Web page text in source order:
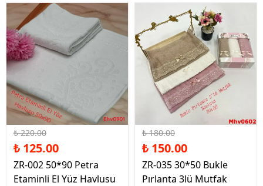
%43 İndirim
₺ 220.00
₺ 125.00
ZR-002 50*90 Petra
Etaminli El Yüz Havlusu
%17 İndirim
₺ 180.00
₺ 150.00
ZR-035 30*50 Bukle
Pırlanta 3lü Mutfak